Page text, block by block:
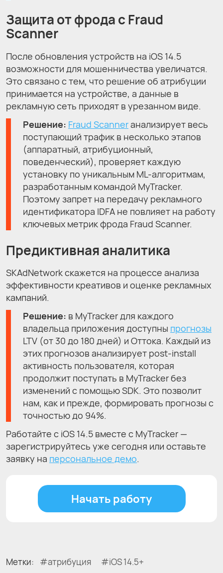
Защита от фрода с Fraud
Scanner
После обновления устройств на iOS 14.5
возможности для мошенничества увеличатся.
Это связано с тем, что решение об атрибуции
принимается на устройстве, а данные в
рекламную сеть приходят в урезанном виде.
Решение: Fraud Scannerанализирует весь
поступающий трафик в несколько этапов
(аппаратный, атрибуционный,
поведенческий), проверяет каждую
установку по уникальным ML-алгоритмам,
разработанным командой MyTracker.
Поэтому запрет на передачу рекламного
идентификатора IDFA не повлияет на работу
ключевых метрик фрода Fraud Scanner.
Предиктивная аналитика
SKAdNetwork скажется на процессе анализа
эффективности креативов и оценке рекламных
кампаний.
Решение: в MyTracker для каждого
владельца приложения доступны прогнозы
LTV (от 30 до 180 дней) и Оттока. Каждый из
этих прогнозов анализирует post-install
активность пользователя, которая
продолжит поступать в MyTracker без
изменений с помощью SDK. Это позволит
нам, как и прежде, формировать прогнозы с
точностью до 94%.
Работайте с iOS 14.5 вместе с MyTracker —
зарегистрируйтесь уже сегодня или оставьте
заявку на персональное демо.
Начать работу
Метки: атрибуция iOS 14.5+